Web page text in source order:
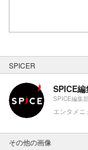
SPICER
SPICE
SPICE編集
エンタメニ
その他の画像